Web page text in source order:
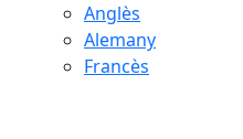
Anglès
Alemany
Francès